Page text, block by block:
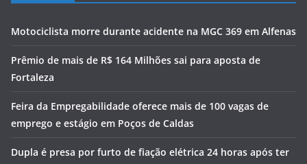
Motociclista morre durante acidente na MGC 369 em Alfenas
Prêmio de mais de R$ 164 Milhões sai para aposta de
Fortaleza
Feira da Empregabilidade oferece mais de 100 vagas de
emprego e estágio em Poços de Caldas
Dupla é presa por furto de fiação elétrica 24 horas após ter